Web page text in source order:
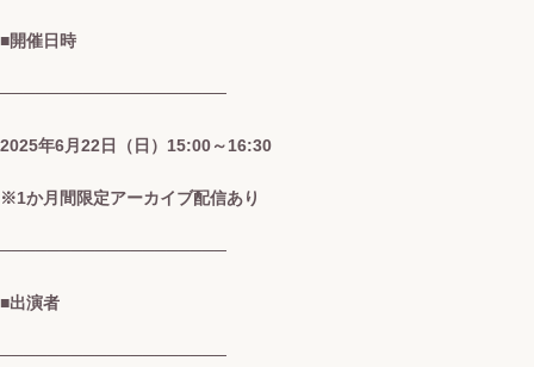
■開催日時
───────────────────
2025年6月22日（日）15:00～16:30
※1か月間限定アーカイブ配信あり
───────────────────
■出演者
───────────────────